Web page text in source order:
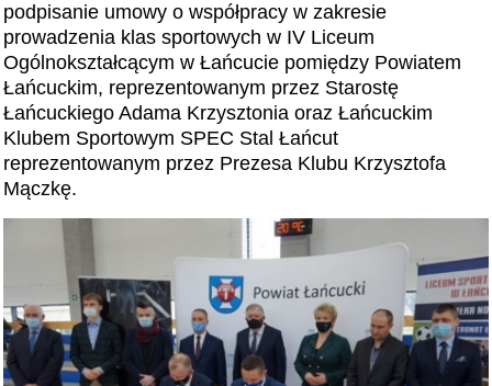
podpisanie umowy o współpracy w zakresie
prowadzenia klas sportowych w IV Liceum
Ogólnokształcącym w Łańcucie pomiędzy Powiatem
Łańcuckim, reprezentowanym przez Starostę
Łańcuckiego Adama Krzysztonia oraz Łańcuckim
Klubem Sportowym SPEC Stal Łańcut
reprezentowanym przez Prezesa Klubu Krzysztofa
Mączkę.